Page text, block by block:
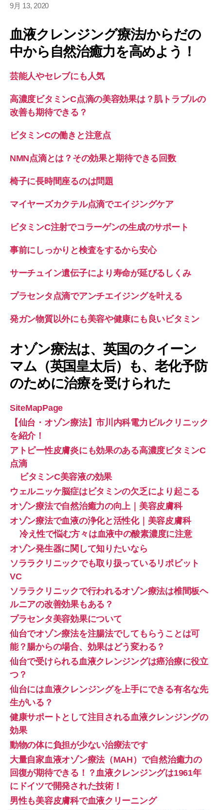
9月 13, 2020
血液クレンジング療法/からだの
中から自然治癒力を高めよう！
芸能人やセレブにも人気
高濃度ビタミンC点滴の美容効果は？肌トラブルの
改善も期待できる？
ビタミンCの働きと注意点
NMN点滴とは？その効果と期待できる回数
椅子に長時間座るのは問題
マイヤーズカクテル点滴でエイジングケア
ビタミンC注射でコラーゲンの生成のサポート
事前にしっかりと検査をするから安心
サーチュイン遺伝子により寿命が延びるしくみ
プラセンタ点滴でアンチエイジングを叶える
発ガン物質以外にも美容や健康にも良いビタミン
オゾン療法は、英国のクイーン
マム（英国皇太后）も、老化予防
のために治療を受けられた
SiteMapPage
【仙台・オゾン療法】市川内科電力ビルクリニック
を紹介！
アトピー性皮膚炎にも効果のある高濃度ビタミンC
点滴
ビタミンC美容液の効果
ウェルニッケ脳症はビタミンの欠乏により起こる
オゾン療法で自然治癒力の向上｜美容皮膚科
オゾン療法で血液の浄化と活性化｜美容皮膚科
冷え性で悩む方々は血液中の酸素濃度に注意
オゾン発生器に関して知りたいなら
ソララクリニックでも取り扱っているリポビット
VC
ソララクリニックで行われるオゾン療法は椎間板ヘ
ルニアの改善効果もある？
プラセンタ美容効果について
仙台でオゾン療法を注腸法でしてもらうことは可
能？腸からの場合、効果はどう変わる？
仙台で受けられる血液クレンジングは癌治療に役立
つ？
仙台には血液クレンジングを上手にできる有名な先
生がいる？
健康サポートとして注目される血液クレンジングの
効果
動物の体に負担が少ない治療法です
大量自家血液オゾン療法（MAH）で自然治癒力の
回復が期待できる！？血液クレンジングは1961年
にドイツで開発された技術！
男性も美容皮膚科で血液クリーニング